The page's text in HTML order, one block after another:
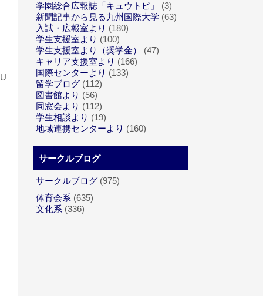
学園総合広報誌「キュウトビ」
(3)
新聞記事から見る九州国際大学 (63)
入試・広報室より (180)
学生支援室より (100)
学生支援室より（奨学金）
(47)
キャリア支援室より (166)
国際センターより (133)
留学ブログ (112)
図書館より (56)
同窓会より (112)
学生相談より (19)
地域連携センターより (160)
サークルブログ
サークルブログ (975)
体育会系 (635)
文化系 (336)